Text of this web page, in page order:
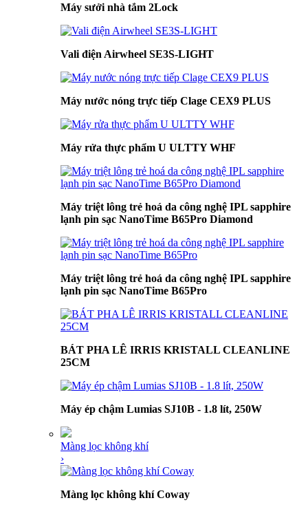
Máy sưởi nhà tắm 2Lock
Vali điện Airwheel SE3S-LIGHT
Máy nước nóng trực tiếp Clage CEX9 PLUS
Máy rửa thực phẩm U ULTTY WHF
Máy triệt lông trẻ hoá da công nghệ IPL sapphire
lạnh pin sạc NanoTime B65Pro Diamond
Máy triệt lông trẻ hoá da công nghệ IPL sapphire
lạnh pin sạc NanoTime B65Pro
BÁT PHA LÊ IRRIS KRISTALL CLEANLINE
25CM
Máy ép chậm Lumias SJ10B - 1.8 lít, 250W
Màng lọc không khí
›
Màng lọc không khí Coway